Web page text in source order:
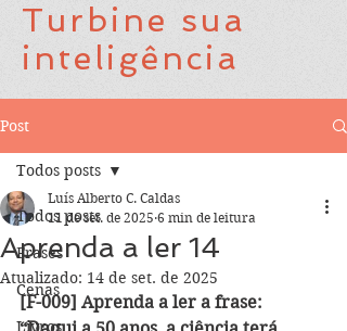
Turbine sua
inteligência
Post
Todos posts
Frases
Cenas
Livros
Todos posts
Aprenda a ler 14
Luís Alberto C. Caldas
11 de set. de 2025 6 min de leitura
Atualizado: 14 de set. de 2025
[F-009] Aprenda a ler a frase: